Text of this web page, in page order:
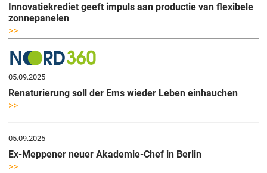
Innovatiekrediet geeft impuls aan productie van flexibele
zonnepanelen
>>
05.09.2025
Renaturierung soll der Ems wieder Leben einhauchen
>>
05.09.2025
Ex-Meppener neuer Akademie-Chef in Berlin
>>